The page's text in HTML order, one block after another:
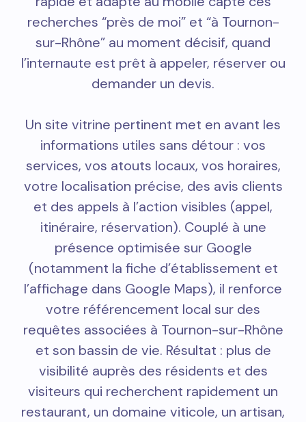
recherches “près de moi” et “à Tournon-
sur-Rhône” au moment décisif, quand
l’internaute est prêt à appeler, réserver ou
demander un devis.
Un site vitrine pertinent met en avant les
informations utiles sans détour : vos
services, vos atouts locaux, vos horaires,
votre localisation précise, des avis clients
et des appels à l’action visibles (appel,
itinéraire, réservation). Couplé à une
présence optimisée sur Google
(notamment la fiche d’établissement et
l’affichage dans Google Maps), il renforce
votre référencement local sur des
requêtes associées à Tournon-sur-Rhône
et son bassin de vie. Résultat : plus de
visibilité auprès des résidents et des
visiteurs qui recherchent rapidement un
restaurant, un domaine viticole, un artisan,